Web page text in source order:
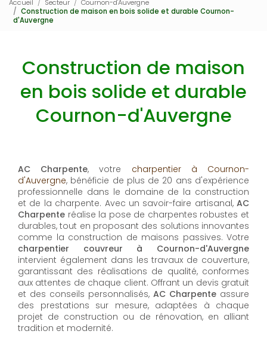
Accueil Secteur
Cournon-d'Auvergne
Construction de maison en bois solide et durable Cournon-
d'Auvergne
Construction de maison
en bois solide et durable
Cournon-d'Auvergne
AC Charpente, votre charpentier à Cournon-
d'Auvergne, bénéficie de plus de 20 ans d'expérience
professionnelle dans le domaine de la construction
et de la charpente. Avec un savoir-faire artisanal, AC
Charpente réalise la pose de charpentes robustes et
durables, tout en proposant des solutions innovantes
comme la construction de maisons passives. Votre
charpentier couvreur à Cournon-d'Auvergne
intervient également dans les travaux de couverture,
garantissant des réalisations de qualité, conformes
aux attentes de chaque client. Offrant un devis gratuit
et des conseils personnalisés, AC Charpente assure
des prestations sur mesure, adaptées à chaque
projet de construction ou de rénovation, en alliant
tradition et modernité.